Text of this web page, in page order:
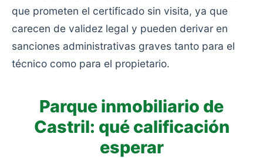
que prometen el certificado sin visita, ya que
carecen de validez legal y pueden derivar en
sanciones administrativas graves tanto para el
técnico como para el propietario.
Parque inmobiliario de
Castril: qué calificación
esperar